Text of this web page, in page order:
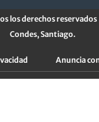
los derechos reservados
Condes, Santiago.
Anuncia